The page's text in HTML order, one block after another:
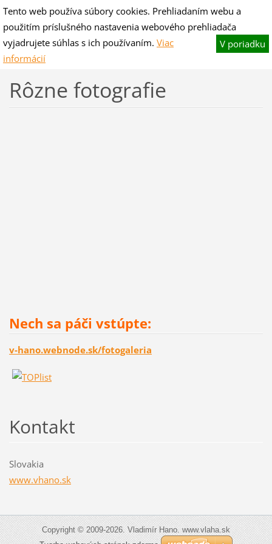
V-hano flog & blog
Fotografie pre potešenie,slovo na zamyslenie.
Tento web používa súbory cookies. Prehliadaním webu a
použitím príslušného nastavenia webového prehliadača
vyjadrujete súhlas s ich používaním.
V poriadku
Viac
informácií
Rôzne fotografie
Nech sa páči vstúpte:
v-hano.webnode.sk/fotogaleria
Kontakt
Slovakia
www.vhano.sk
Copyright © 2009-2026. Vladimír Hano. www.vlaha.sk